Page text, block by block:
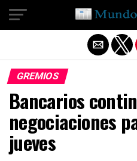
GREMIOS
Bancarios
negociaciones
jueves
Salir de la